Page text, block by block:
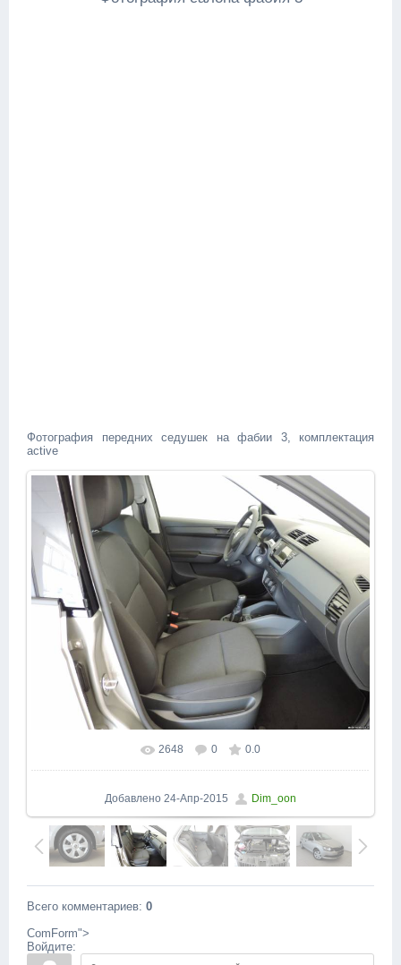
Фотография передних седушек на фабии 3, комплектация
active
В реальном размере 1600x1200
2648 0 0.0
Добавлено 24-Апр-2015 Dim_oon
Всего комментариев: 0
ComForm">
Войдите: